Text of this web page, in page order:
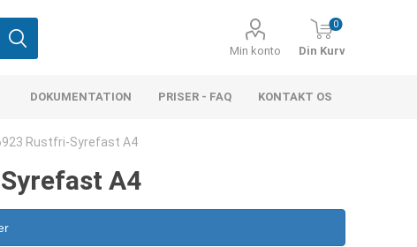
Min konto
0
Din Kurv
DOKUMENTATION PRISER - FAQ KONTAKT OS
Rustfri-Syrefast A4
A4